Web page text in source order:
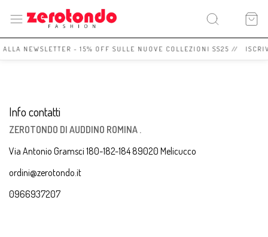
NEWSLETTER - 15% OFF SULLE NUOVE COLLEZIONI SS25 //
Info contatti
ZEROTONDO DI AUDDINO ROMINA .
Via Antonio Gramsci 180-182-184 89020 Melicucco
ordini@zerotondo.it
0966937207